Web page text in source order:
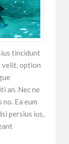
tincidunt
velit, option
an. Nec ne
Ea eum
persius ius,